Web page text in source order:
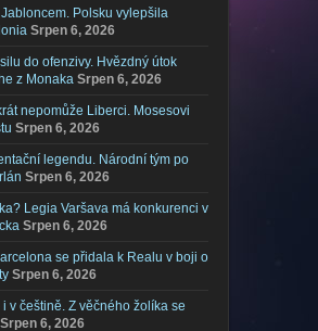
Polsku vylepšila
Srpen 6, 2026
do ofenzivy. Hvězdný útok
z Monaka Srpen 6, 2026
nepomůže Liberci. Mosesovi
Srpen 6, 2026
legendu. Národní tým po
Srpen 6, 2026
Legia Varšava má konkurenci v
Srpen 6, 2026
se přidala k Realu v boji o
Srpen 6, 2026
v češtině. Z věčného žolíka se
Srpen 6, 2026